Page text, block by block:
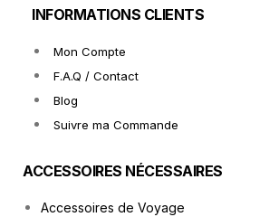
INFORMATIONS CLIENTS
Mon Compte
F.A.Q / Contact
Blog
Suivre ma Commande
ACCESSOIRES NÉCESSAIRES
Accessoires de Voyage